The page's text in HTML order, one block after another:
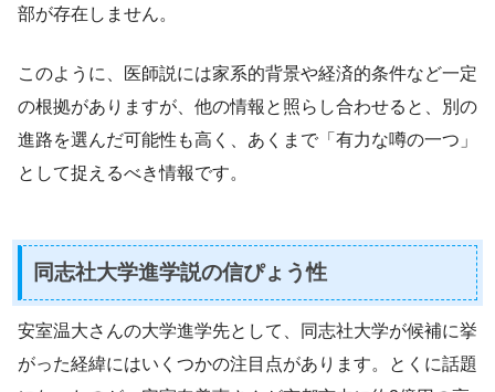
部が存在しません。
このように、医師説には家系的背景や経済的条件など一定
の根拠がありますが、他の情報と照らし合わせると、別の
進路を選んだ可能性も高く、あくまで「有力な噂の一つ」
として捉えるべき情報です。
同志社大学進学説の信ぴょう性
安室温大さんの大学進学先として、同志社大学が候補に挙
がった経緯にはいくつかの注目点があります。とくに話題